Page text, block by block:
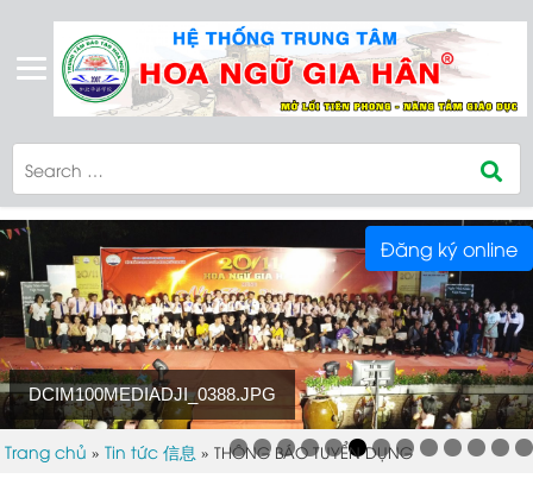
DCIM100MEDIADJI_0388.JPG
Trang chủ »Tin tức 信息 »THÔNG BÁO TUYỂN DỤNG
Đăng ký online